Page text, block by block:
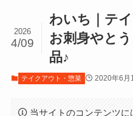
わいち｜テ
お刺身やと
品♪
2026
4/09
テイクアウト・惣菜 2020年6月
当サイトのコンテンツ